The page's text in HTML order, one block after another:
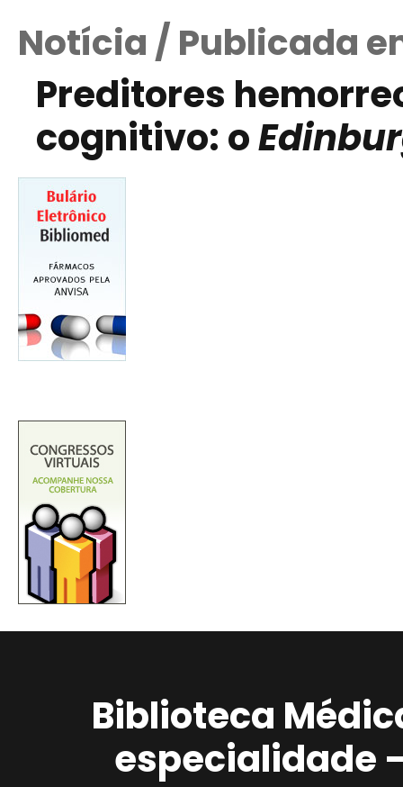
Notícia / Publicada
Preditores
cognitivo: o
Biblioteca
especialidade